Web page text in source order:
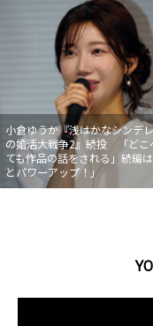
小倉ゆうか『浅はかなシンデ
の婚活大戦争2』続投 「どこ
ても作品の話をされる」続編
とパワーアップ！」